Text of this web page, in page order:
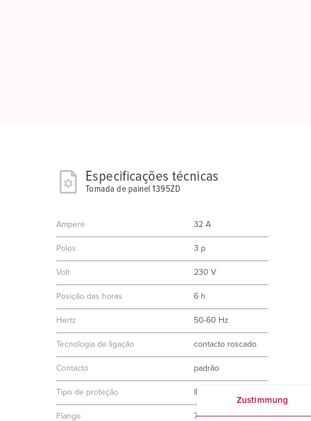
Zustimmung
Especificações técnicas
Tomada de painel 1395ZD
Ampere 32 A
Polos 3 p
Volt 230 V
Posição das horas 6 h
Hertz 50-60 Hz
Tecnologia de ligação contacto roscado
Contacto padrão
Tipo de proteção
Flange 75x75 mm